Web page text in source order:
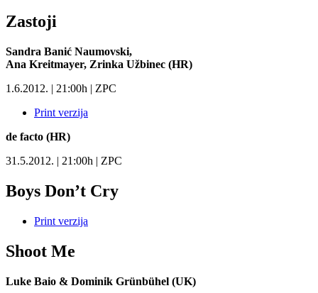
Zastoji
Sandra Banić Naumovski,
Ana Kreitmayer, Zrinka Užbinec (HR)
1.6.2012. | 21:00h | ZPC
Print verzija
de facto (HR)
31.5.2012. | 21:00h | ZPC
Boys Don’t Cry
Print verzija
Shoot Me
Luke Baio & Dominik Grünbühel (UK)